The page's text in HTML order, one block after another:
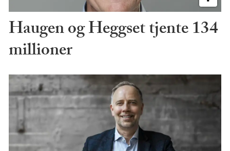
Haugen og Heggset tjente 134
millioner